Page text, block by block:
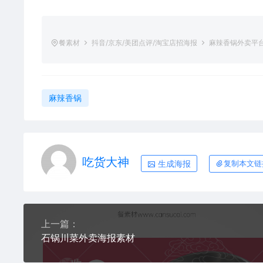
餐素材 抖音/京东/美团点评/淘宝店招海报 麻辣香锅外卖平
麻辣香锅
吃货大神 生成海报 复制本文
上一篇：
石锅川菜外卖海报素材